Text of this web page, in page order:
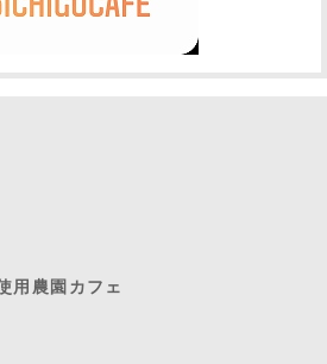
用農園カフェ